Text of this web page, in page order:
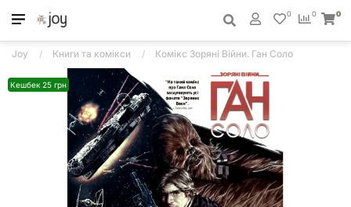
0
0 0
Joy Книги та комікси Комікс Зоряні Війни. Ган Соло
Кешбек 25 грн